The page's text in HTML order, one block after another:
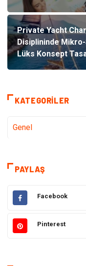
Private Yacht
Disiplininde
Lüks Konsept
KATEGORILER
Genel
Gıda
Makine
PAYLAŞ
Facebook
Pinterest